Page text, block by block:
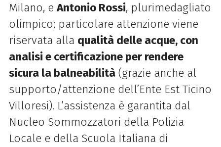
Milano, eAntonio Rossi, plurimedagliato
olimpico; particolare attenzione viene
riservata alla qualità delle acque, con
analisi e certificazione per rendere
sicura la balneabilità(grazie anche al
supporto/attenzione dell’Ente Est Ticino
Villoresi). L’assistenza è garantita dal
Nucleo Sommozzatori della Polizia
Locale e della Scuola Italiana di